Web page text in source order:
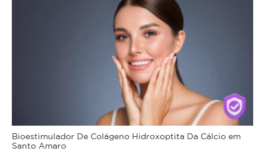
Bioestimulador De Colágeno Hidroxoptita Da Cálcio em
Santo Amaro